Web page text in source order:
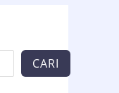
CARI